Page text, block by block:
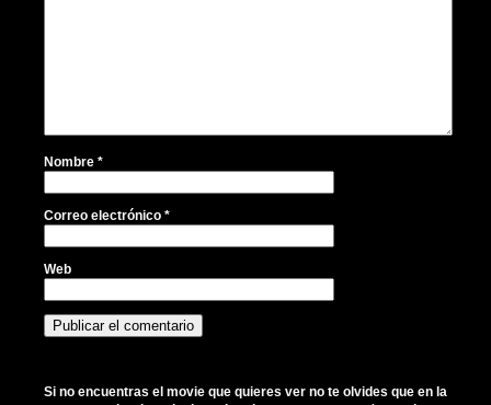
Nombre *
Correo electrónico *
Web
Si no encuentras el movie que quieres ver no te olvides que en la